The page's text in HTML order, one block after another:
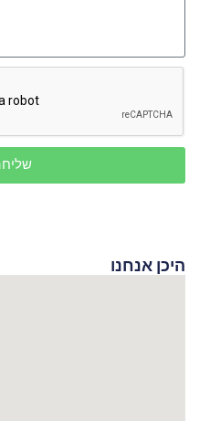
שליחה
היכן אנחנו